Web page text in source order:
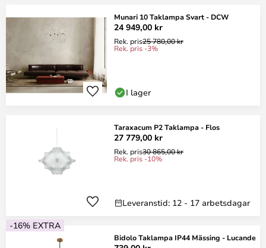
Munari 10 Taklampa Svart - DCW
24 949,00 kr
Rek. pris25 780,00 kr
Rek. pris -3%
I lager
Taraxacum P2 Taklampa - Flos
27 779,00 kr
Rek. pris30 865,00 kr
Rek. pris -10%
Leveranstid: 12 - 17 arbetsdagar
-16% EXTRA
Bidolo Taklampa IP44 Mässing - Lucande